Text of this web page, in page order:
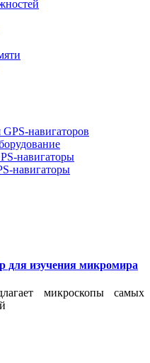
навигаторов
навигаторы
навигаторы
для изучения микромира
микроскопы самых